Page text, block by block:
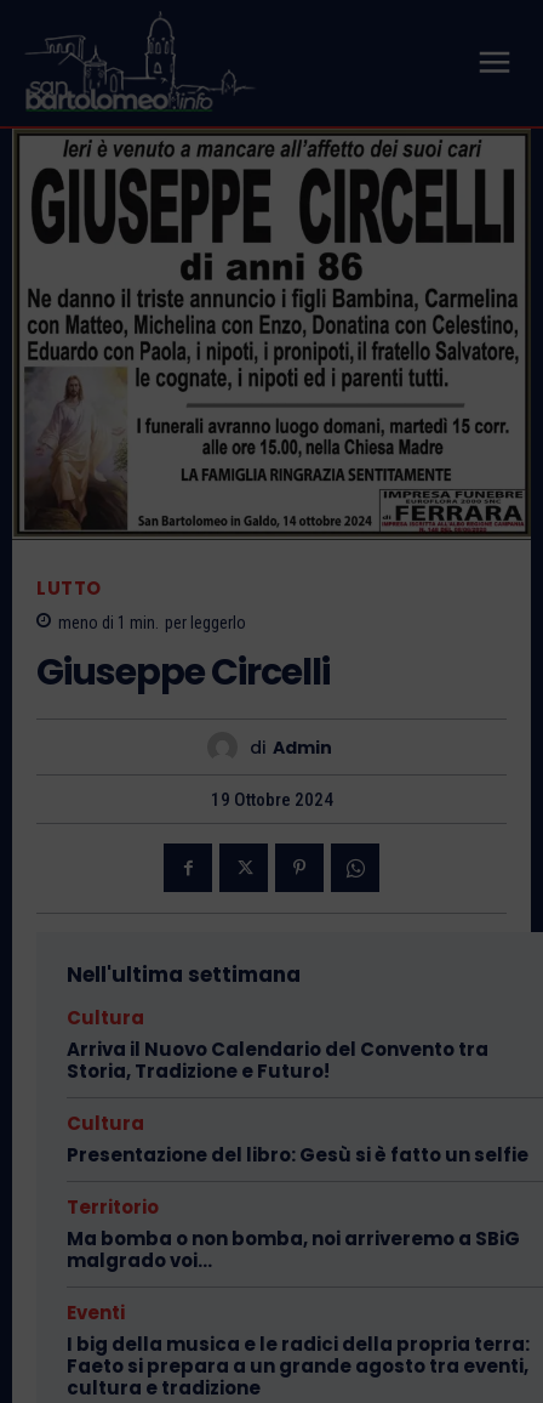
LUTTO
meno di 1 min. per leggerlo
Giuseppe Circelli
di Admin
19 Ottobre 2024
Nell'ultima settimana
Cultura
Arriva il Nuovo Calendario del Convento tra
Storia, Tradizione e Futuro!
Cultura
Presentazione del libro: Gesù si è fatto un selfie
Territorio
Ma bomba o non bomba, noi arriveremo a SBiG
malgrado voi…
Eventi
I big della musica e le radici della propria terra:
Faeto si prepara a un grande agosto tra eventi,
cultura e tradizione